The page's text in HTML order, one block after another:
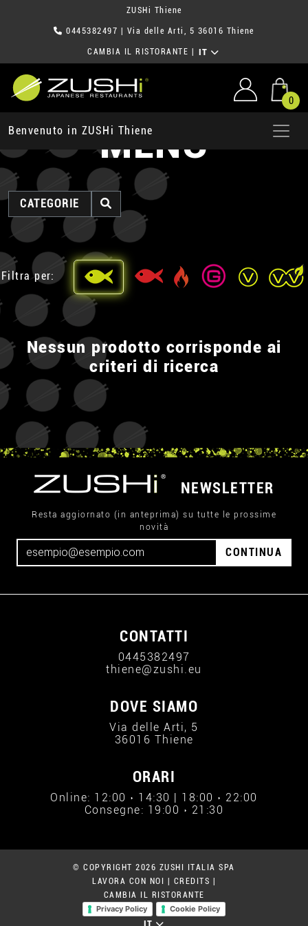
ZUSHi Thiene
0445382497 | Via delle Arti, 5 36016 Thiene
CAMBIA IL RISTORANTE IT
0
Benvenuto in ZUSHi ThieneMENU
CATEGORIE
Filtra per:
Nessun prodotto corrisponde ai
criteri di ricerca
NEWSLETTER
Resta aggiornato (in anteprima) su tutte le prossime
novità
CONTINUA
CONTATTI
0445382497
thiene@zushi.eu
DOVE SIAMO
Via delle Arti, 5
36016 Thiene
ORARI
Online: 12:00 › 14:30 | 18:00 › 22:00
Consegne: 19:00 › 21:30
© COPYRIGHT 2026 ZUSHI ITALIA SPA
LAVORA CON NOI
CREDITS
CAMBIA IL RISTORANTE
Privacy Policy
Cookie Policy